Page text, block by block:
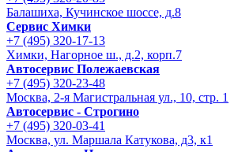
Балашиха, Кучинское шоссе, д.8
Сервис Химки
+7 (495) 320-17-13
Химки, Нагорное ш., д.2, корп.7
Автосервис Полежаевская
+7 (495) 320-23-48
Москва, 2-я Магистральная ул., 10, стр. 1
Автосервис - Строгино
+7 (495) 320-03-41
Москва, ул. Маршала Катукова, д3, к1